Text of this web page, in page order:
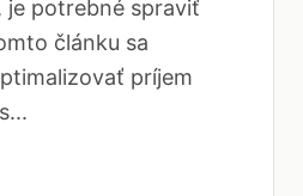
je potrebné spraviť
článku sa
príjem